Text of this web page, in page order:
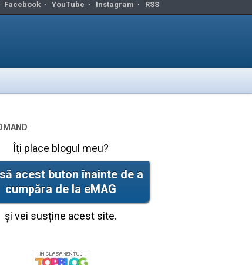
Facebook· YouTube · Instagram · RSS
Îți place blogul meu?
acest buton înainte de a
cumpăra de la eMAG
și vei susține acest site.